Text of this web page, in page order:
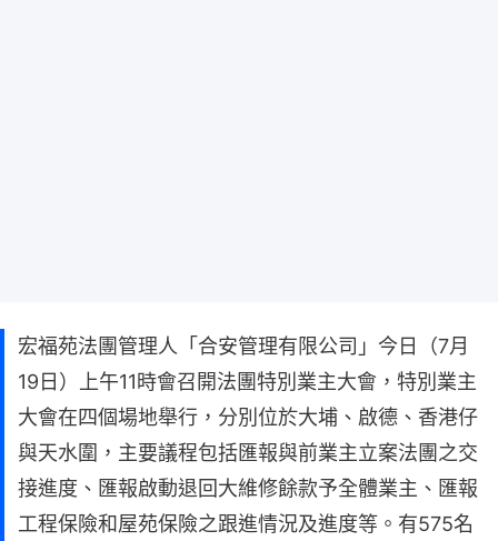
宏福苑法團管理人「合安管理有限公司」今日（7月
19日）上午11時會召開法團特別業主大會，特別業主
大會在四個場地舉行，分別位於大埔、啟德、香港仔
與天水圍，主要議程包括匯報與前業主立案法團之交
接進度、匯報啟動退回大維修餘款予全體業主、匯報
工程保險和屋苑保險之跟進情況及進度等。有575名